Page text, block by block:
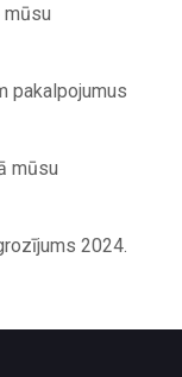
mūsu
pakalpojumus
mūsu
2024.